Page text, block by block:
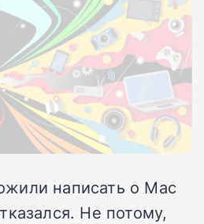
написать о Mac
Не потому,